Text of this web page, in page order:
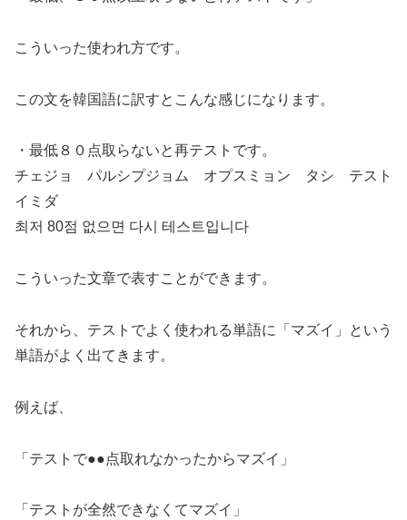
こういった使われ方です。
この文を韓国語に訳すとこんな感じになります。
・最低８０点取らないと再テストです。
チェジョ パルシプジョム オプスミョン タシ テスト
イミダ
최저 80점 없으면 다시 테스트입니다
こういった文章で表すことができます。
それから、テストでよく使われる単語に「マズイ」という
単語がよく出てきます。
例えば、
「テストで●●点取れなかったからマズイ」
「テストが全然できなくてマズイ」